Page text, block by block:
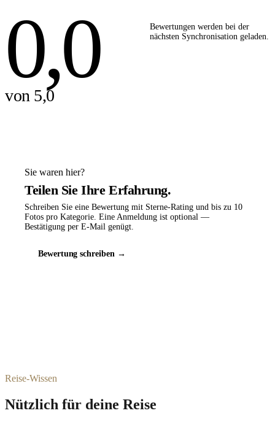
0,0
von 5,0
Bewertungen werden bei der
nächsten Synchronisation geladen.
Sie waren hier?
Teilen Sie Ihre Erfahrung.
Schreiben Sie eine Bewertung mit Sterne-Rating und bis zu 10
Fotos pro Kategorie. Eine Anmeldung ist optional —
Bestätigung per E-Mail genügt.
Bewertung schreiben →
Reise-Wissen
Nützlich für deine Reise